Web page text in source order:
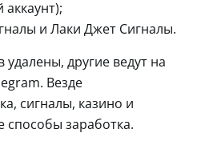
и Лаки Джет Сигналы.
удалены, другие ведут на
Везде
сигналы, казино и
способы заработка.